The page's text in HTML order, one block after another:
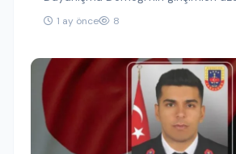
giden Van TSO Yönetim Kurulu,
1 ay önce 8